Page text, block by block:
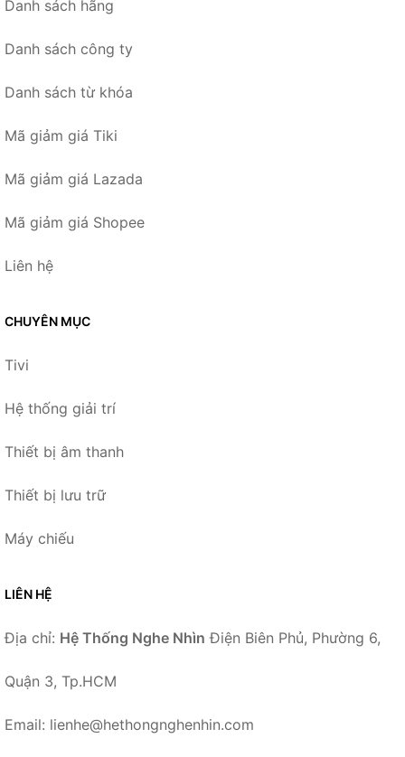
Danh sách hãng
Danh sách công ty
Danh sách từ khóa
Mã giảm giá Tiki
Mã giảm giá Lazada
Mã giảm giá Shopee
Liên hệ
CHUYÊN MỤC
Tivi
Hệ thống giải trí
Thiết bị âm thanh
Thiết bị lưu trữ
Máy chiếu
LIÊN HỆ
Địa chỉ: Hệ Thống Nghe Nhìn Điện Biên Phủ, Phường 6,
Quận 3, Tp.HCM
Email: lienhe@hethongnghenhin.com